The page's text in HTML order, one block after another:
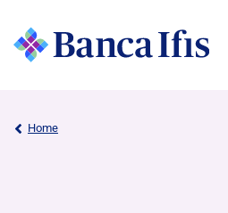
Home